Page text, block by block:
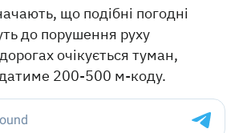
що подібні погодні
до порушення руху
очікується туман,
200-500 м-коду.